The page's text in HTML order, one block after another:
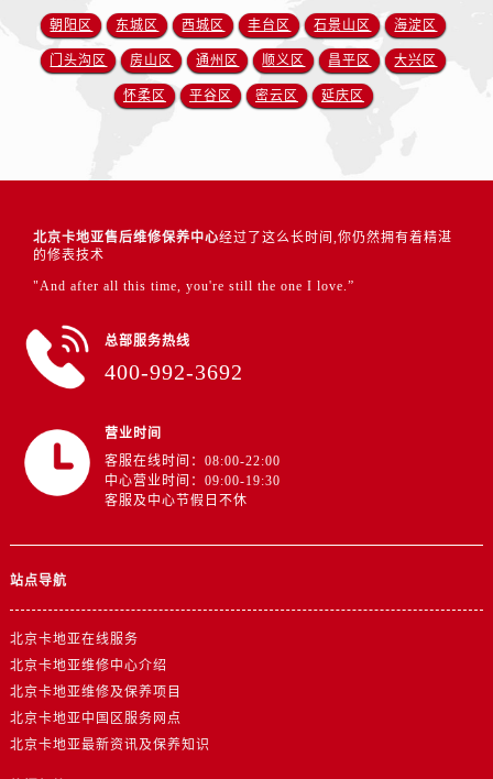
朝阳区 东城区 西城区 丰台区 石景山区 海淀区
门头沟区 房山区 通州区 顺义区 昌平区 大兴区
怀柔区 平谷区 密云区 延庆区
北京卡地亚售后维修保养中心经过了这么长时间,你仍然拥有着精湛
的修表技术
"And after all this time, you're still the one I love.”
总部服务热线
400-992-3692
营业时间
客服在线时间：08:00-22:00
中心营业时间：09:00-19:30
客服及中心节假日不休
站点导航
北京卡地亚在线服务
北京卡地亚维修中心介绍
北京卡地亚维修及保养项目
北京卡地亚中国区服务网点
北京卡地亚最新资讯及保养知识